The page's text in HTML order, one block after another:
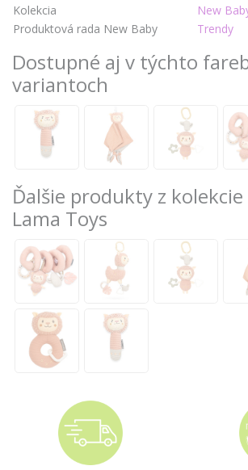
Kolekcia
New
Produktová rada New Baby
Trendy
Dostupné aj v týchto
variantoch
Ďalšie produkty z kolekcie
Lama Toys